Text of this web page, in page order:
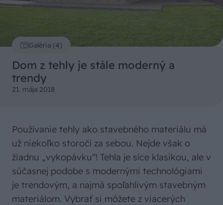
Galéria (4)
Dom z tehly je stále moderný a
trendy
21. mája 2018
Používanie tehly ako stavebného materiálu má
už niekoľko storočí za sebou. Nejde však o
žiadnu „vykopávku“! Tehla je síce klasikou, ale v
súčasnej podobe s modernými technológiami
je trendovým, a najmä spoľahlivým stavebným
materiálom. Vybrať si môžete z viacerých